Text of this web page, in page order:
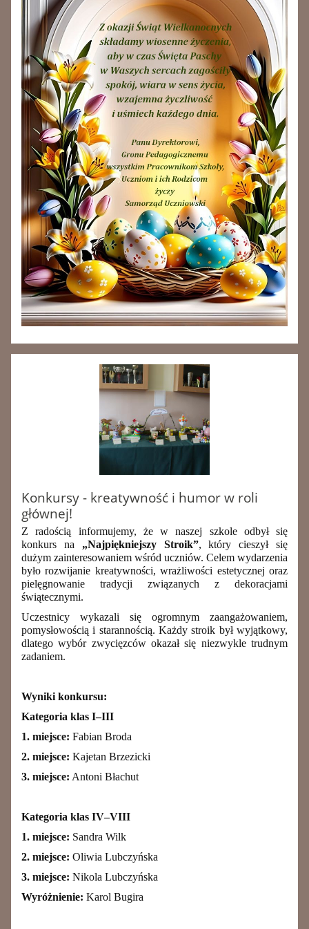
Konkursy - kreatywność i humor w roli
głównej!
Z radością informujemy, że w naszej szkole odbył się
konkurs na „Najpiękniejszy Stroik”, który cieszył się
dużym zainteresowaniem wśród uczniów. Celem wydarzenia
było rozwijanie kreatywności, wrażliwości estetycznej oraz
pielęgnowanie tradycji związanych z dekoracjami
świątecznymi.
Uczestnicy wykazali się ogromnym zaangażowaniem,
pomysłowością i starannością. Każdy stroik był wyjątkowy,
dlatego wybór zwycięzców okazał się niezwykle trudnym
zadaniem.
Wyniki konkursu:
Kategoria klas I–III
1. miejsce: Fabian Broda
2. miejsce: Kajetan Brzezicki
3. miejsce: Antoni Błachut
Kategoria klas IV–VIII
1. miejsce: Sandra Wilk
2. miejsce: Oliwia Lubczyńska
3. miejsce: Nikola Lubczyńska
Wyróżnienie: Karol Bugira